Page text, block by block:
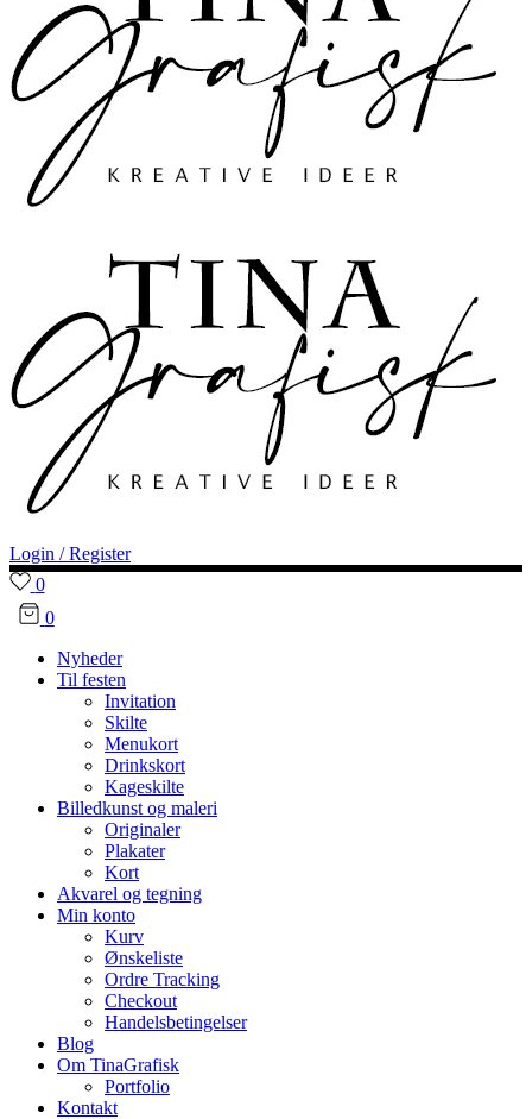
Login / Register
0
0
Nyheder
Til festen
Invitation
Skilte
Menukort
Drinkskort
Kageskilte
Billedkunst og maleri
Originaler
Plakater
Kort
Akvarel og tegning
Min konto
Kurv
Ønskeliste
Ordre Tracking
Checkout
Handelsbetingelser
Blog
Om TinaGrafisk
Portfolio
Kontakt